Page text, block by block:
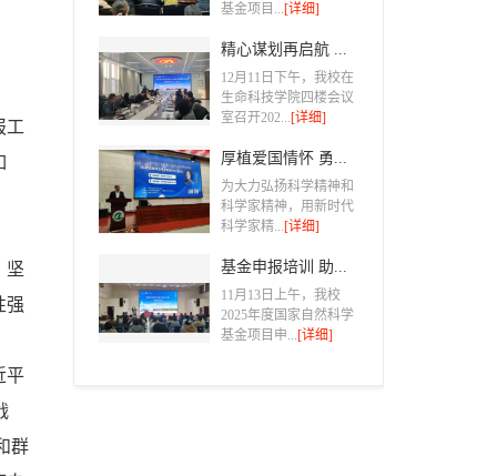
工
坚
强
平
群
基金项目...[详细]
精心谋划再启航 ...
12月11日下午，我校在
生命科技学院四楼会议
室召开202...[详细]
厚植爱国情怀 勇...
为大力弘扬科学精神和
科学家精神，用新时代
科学家精...[详细]
基金申报培训 助...
11月13日上午，我校
2025年度国家自然科学
基金项目申...[详细]